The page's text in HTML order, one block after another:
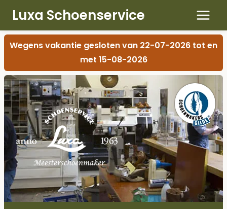
Doorgaan
naarWegens vakantie gesloten van 22-07-2026 tot en
met 15-08-2026
Luxa Schoenservice